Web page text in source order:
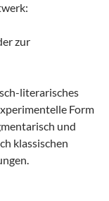
zur
literarisches
Form
und
klassischen